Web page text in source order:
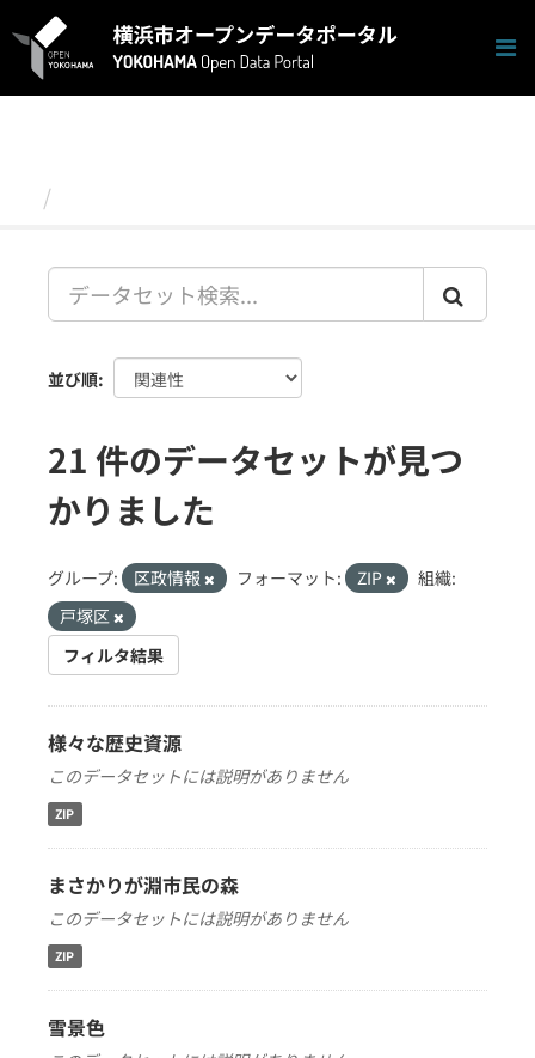
キ
並び順
21 件のデータセットが見つ
かりました
グループ: 区政情報 フォーマット: ZIP
組織:
戸塚区
フィルタ結果
様々な歴史資源
このデータセットには説明がありません
ZIP
まさかりが淵市民の森
このデータセットには説明がありません
ZIP
雪景色